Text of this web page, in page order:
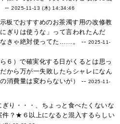
--2025-11-13 (木) 14:34:46
板でおすすめのお茶濁す用の改修教
ぎりは使うな」って言われたんだ
なきゃ絶対使ってた……。 -- 2025-11-
６）で確実化する日がくるとは思っ
から万が一失敗したらシャレになん
消費量は変わらないが） -- 2025-11-
り・・・、ちょっと食べたくないな
件？★６以上になると混入するらしい